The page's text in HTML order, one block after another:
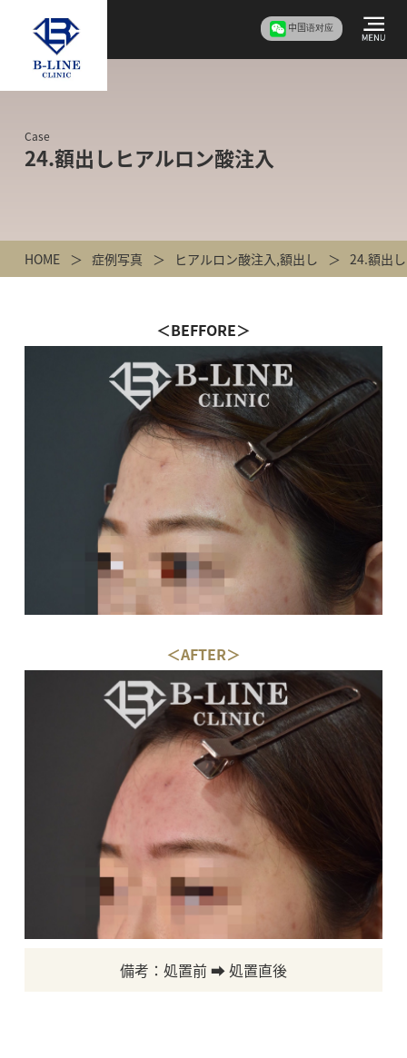
中国语对应
Case
24.額出しヒアルロン酸注入
HOME 症例写真 ヒアルロン酸注入,額出し 24.額出
＜BEFFORE＞
＜AFTER＞
備考：処置前 ➡ 処置直後